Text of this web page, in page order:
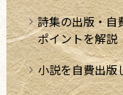
詩集の出版・自
ポイントを解説
小説を自費出版